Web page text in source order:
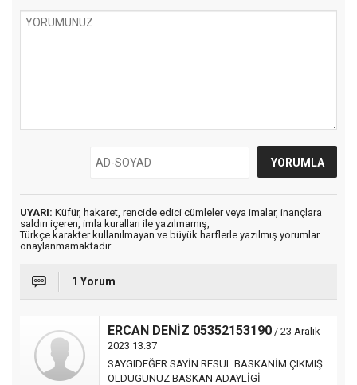
UYARI: Küfür, hakaret, rencide edici cümleler veya imalar, inançlara
saldırı içeren, imla kuralları ile yazılmamış,
Türkçe karakter kullanılmayan ve büyük harflerle yazılmış yorumlar
onaylanmamaktadır.
1 Yorum
ERCAN DENİZ 05352153190 / 23 Aralık
2023 13:37
SAYGIDEĞER SAYİN RESUL BASKANİM ÇIKMIŞ
OLDUGUNUZ BASKAN ADAYLİGİ